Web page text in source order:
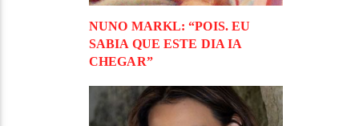
NUNO MARKL: “POIS. EU
SABIA QUE ESTE DIA IA
CHEGAR”